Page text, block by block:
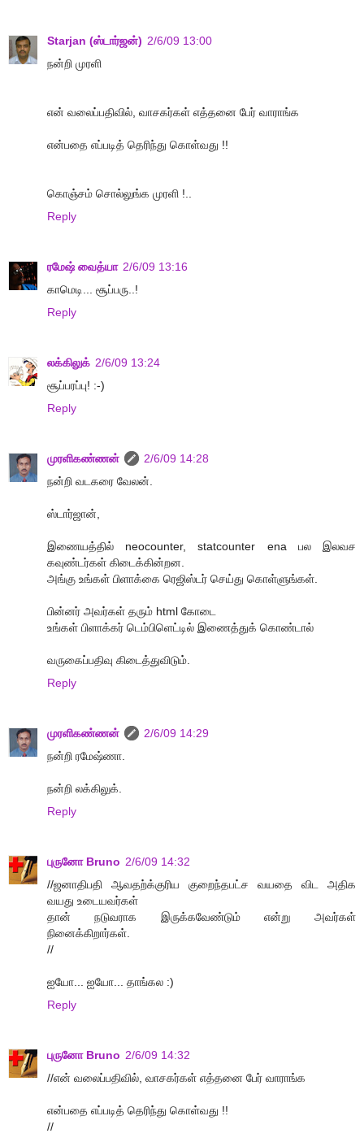
Starjan (ஸ்டார்ஜன்) 2/6/09 13:00
நன்றி முரளி
என் வலைப்பதிவில், வாசகர்கள் எத்தனை பேர் வாராங்க‌
என்பதை எப்படித் தெரிந்து கொள்வது !!
கொஞ்சம் சொல்லுங்க முரளி !..
Reply
ரமேஷ் வைத்யா 2/6/09 13:16
காமெடி... சூப்பரு..!
Reply
லக்கிலுக் 2/6/09 13:24
சூப்பரப்பு! :-)
Reply
முரளிகண்ணன்
2/6/09 14:28
நன்றி வடகரை வேலன்.
ஸ்டார்ஜான்,
இணையத்தில் neocounter, statcounter ena பல இலவச
கவுண்டர்கள் கிடைக்கின்றன.
அங்கு உங்கள் பிளாக்கை ரெஜிஸ்டர் செய்து கொள்ளுங்கள்.
பின்னர் அவர்கள் தரும் html கோடை
உங்கள் பிளாக்கர் டெம்பிளெட்டில் இணைத்துக் கொண்டால்
வருகைப்பதிவு கிடைத்துவிடும்.
Reply
முரளிகண்ணன்
2/6/09 14:29
நன்றி ரமேஷ்ணா.
நன்றி லக்கிலுக்.
Reply
புருனோ Bruno 2/6/09 14:32
//ஜனாதிபதி ஆவதற்க்குரிய குறைந்தபட்ச வயதை விட அதிக
வயது உடையவர்கள்
தான் நடுவராக இருக்கவேண்டும் என்று அவர்கள்
நினைக்கிறார்கள்.
//
ஐயோ... ஐயோ... தாங்கல :)
Reply
புருனோ Bruno 2/6/09 14:32
//என் வலைப்பதிவில், வாசகர்கள் எத்தனை பேர் வாராங்க‌
என்பதை எப்படித் தெரிந்து கொள்வது !!
//